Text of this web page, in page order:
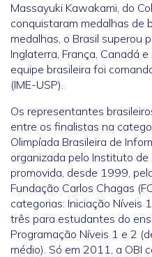
Massayuki Kawakami, do
conquistaram medalhas de
medalhas, o Brasil superou
Inglaterra, França, Canadá
equipe brasileira foi
(IME-USP).
Os representantes
entre os finalistas na
Olimpíada Brasileira de
organizada pelo Instituto
promovida, desde 1999,
Fundação Carlos Chagas
categorias: Iniciação Níveis
três para estudantes do
Programação Níveis 1 e 2
médio). Só em 2011, a OBI